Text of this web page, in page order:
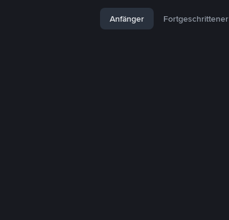
Anfänger Fortgeschrittener